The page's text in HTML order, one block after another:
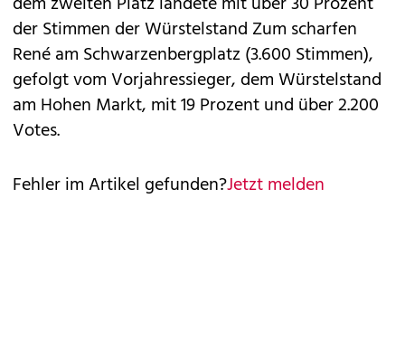
der Stimmen der Würstelstand Zum scharfen
René am Schwarzenbergplatz (3.600 Stimmen),
gefolgt vom Vorjahressieger, dem Würstelstand
am Hohen Markt, mit 19 Prozent und über 2.200
Votes.
Fehler im Artikel gefunden?Jetzt melden